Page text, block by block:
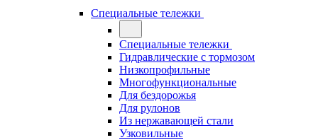
Специальные тележки
Специальные тележки
Гидравлические с тормозом
Низкопрофильные
Многофункциональные
Для бездорожья
Для рулонов
Из нержавающей стали
Узковильные